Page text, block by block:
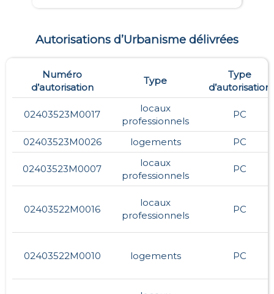
Autorisations d’Urbanisme délivrées
Numéro
d’autorisation
Type
Type
d’autorisation
02403523M0017
locaux
professionnels
PC
02403523M0026 logements PC
02403523M0007
locaux
professionnels
PC
02403522M0016
locaux
professionnels
PC
02403522M0010 logements PC